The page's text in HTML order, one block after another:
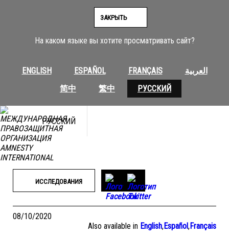
На каком языке вы хотите просматривать сайт?
ENGLISH ESPAÑOL FRANÇAIS
العربية
简中
繁中 РУССКИЙ
ЗАКРЫТЬ
РУССКИЙ
ИССЛЕДОВАНИЯ
08/10/2020
Also available in English,Español,Français